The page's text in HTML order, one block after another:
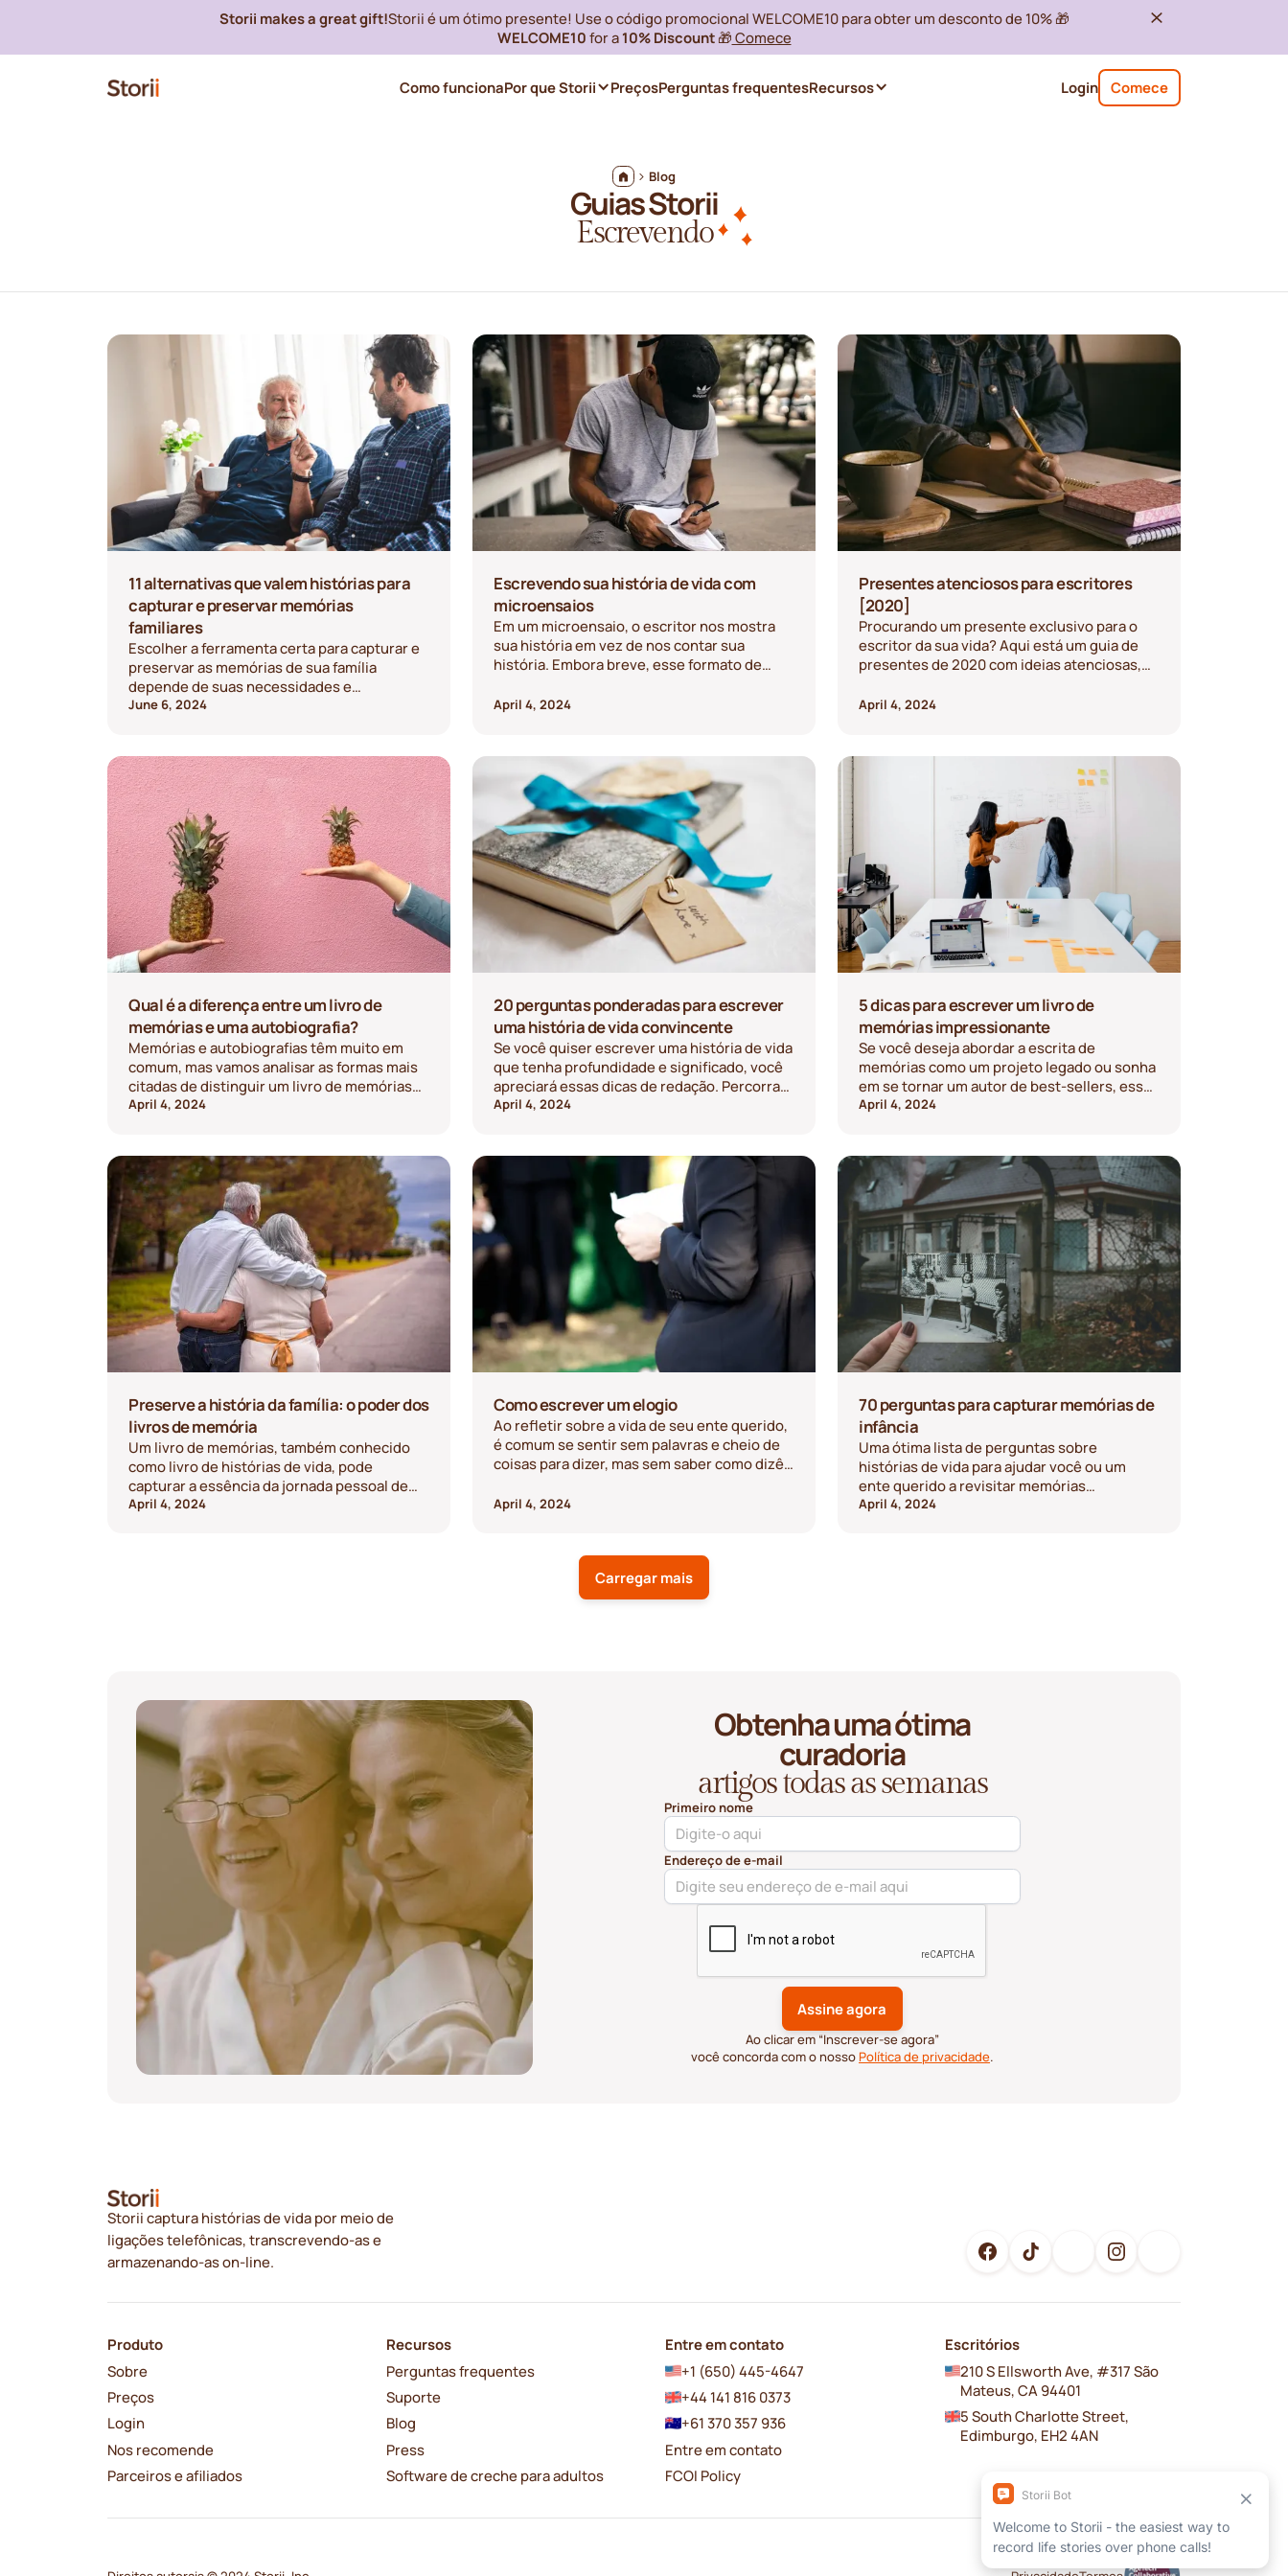
Storii makes a great gift!Storii é um ótimo presente! Use o código promocional WELCOME10 para obter um desconto de 10% 🎁
WELCOME10 for a10% Discount🎁 Comece
Login Comece
Como funcionaPor que Storii PreçosPerguntas frequentesRecursos
Blog
Guias Storii
Escrevendo
11 alternativas que valem histórias para
capturar e preservar memórias
familiares
Escolher a ferramenta certa para capturar e
preservar as memórias de sua família
depende de suas necessidades e
preferências. Se você prefere uma
alternativas excelentes para explorar.
June 6, 2024
Escrevendo sua história de vida com
microensaios
Em um microensaio, o escritor nos mostra
sua história em vez de nos contar sua
história. Embora breve, esse formato de
proporcionando profundidade e revelando
April 4, 2024
Presentes atenciosos para escritores
[2020]
Procurando um presente exclusivo para o
escritor da sua vida? Aqui está um guia de
presentes de 2020 com ideias atenciosas,
jornalista ávido etc.
April 4, 2024
Qual é a diferença entre um livro de
memórias e uma autobiografia?
Memórias e autobiografias têm muito em
comum, mas vamos analisar as formas mais
citadas de distinguir um livro de memórias
de uma autobiografia “clássica”.
April 4, 2024
20 perguntas ponderadas para escrever
uma história de vida convincente
Se você quiser escrever uma história de vida
que tenha profundidade e significado, você
apreciará essas dicas de redação. Percorra
esta lista para ajudá-lo a criar uma história
April 4, 2024
5 dicas para escrever um livro de
memórias impressionante
Se você deseja abordar a escrita de
memórias como um projeto legado ou sonha
em se tornar um autor de best-sellers, essas
dicas de especialistas ajudarão você a criar
April 4, 2024
Preserve a história da família: o poder dos
livros de memória
Um livro de memórias, também conhecido
como livro de histórias de vida, pode
capturar a essência da jornada pessoal de
uma pessoa, oferecendo um meio íntimo e
April 4, 2024
Como escrever um elogio
Ao refletir sobre a vida de seu ente querido,
é comum se sentir sem palavras e cheio de
coisas para dizer, mas sem saber como dizê-
aqueles que escrevem um elogio fúnebre a
April 4, 2024
70 perguntas para capturar memórias de
infância
Uma ótima lista de perguntas sobre
histórias de vida para ajudar você ou um
ente querido a revisitar memórias
formativas da infância.
April 4, 2024
Carregar mais
Obtenha uma ótima
curadoria
artigos todas as semanas
Primeiro nome
Endereço de e-mail
Ao clicar em “Inscrever-se agora”
você concorda com o nosso Política de privacidade.
Storii captura histórias de vida por meio de
ligações telefônicas, transcrevendo-as e
armazenando-as on-line.
Produto
Sobre
Preços
Login
Nos recomende
Parceiros e afiliados
Recursos
Perguntas frequentes
Suporte
Blog
Press
Software de creche para adultos
Entre em contato
+1 (650) 445-4647
+44 141 816 0373
+61 370 357 936
Entre em contato
FCOI Policy
Escritórios
210 S Ellsworth Ave, #317 São
Mateus, CA 94401
5 South Charlotte Street,
Edimburgo, EH2 4AN